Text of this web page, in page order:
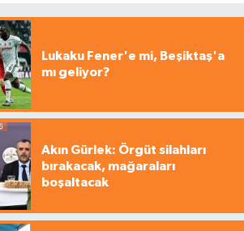
Lukaku Fener'e mi, Beşiktaş'a
mı geliyor?
Akın Gürlek: Örgüt silahları
bırakacak, mağaraları
boşaltacak